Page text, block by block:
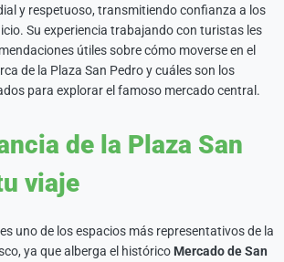
y respetuoso, transmitiendo confianza a los
Su experiencia trabajando con turistas les
útiles sobre cómo moverse en el
de la Plaza San Pedro y cuáles son los
para explorar el famoso mercado central.
de la Plaza San
viaje
es uno de los espacios más representativos de la
ya que alberga el histórico Mercado de San